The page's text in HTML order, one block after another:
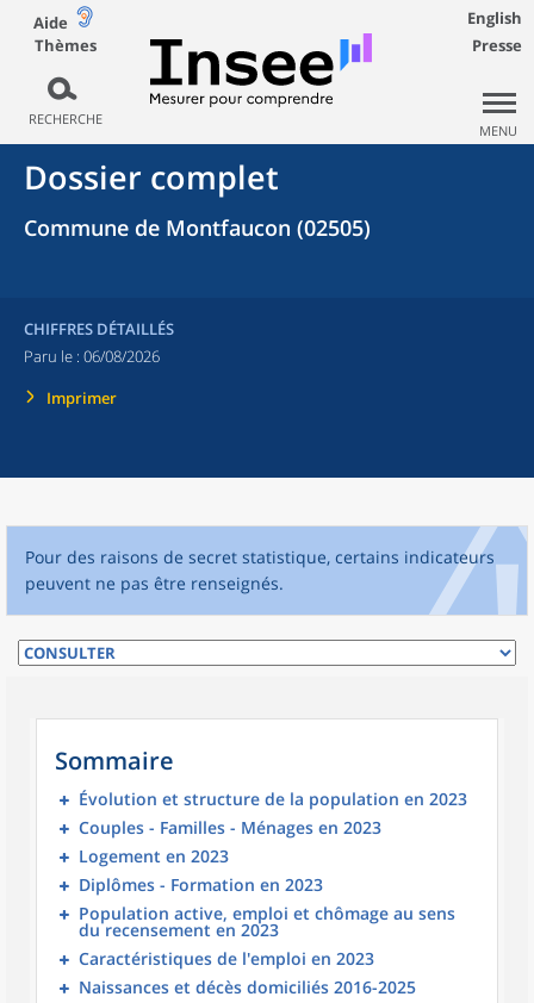
Aide
Thèmes
RECHERCHE
English
Presse
MENU
Dossier complet
Commune de Montfaucon (02505)
CHIFFRES DÉTAILLÉS
Paru le : 06/08/2026
Imprimer
Pour des raisons de secret statistique, certains indicateurs
peuvent ne pas être renseignés.
Sommaire
Évolution et structure de la population en 2023
Couples - Familles - Ménages en 2023
Logement en 2023
Diplômes - Formation en 2023
Population active, emploi et chômage au sens
du recensement en 2023
Caractéristiques de l'emploi en 2023
Naissances et décès domiciliés 2016-2025